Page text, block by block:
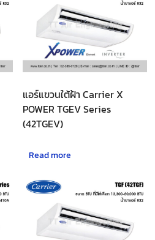
แอร์แขวนใต้ฝ้า Carrier X
POWER TGEV Series
(42TGEV)
Read more